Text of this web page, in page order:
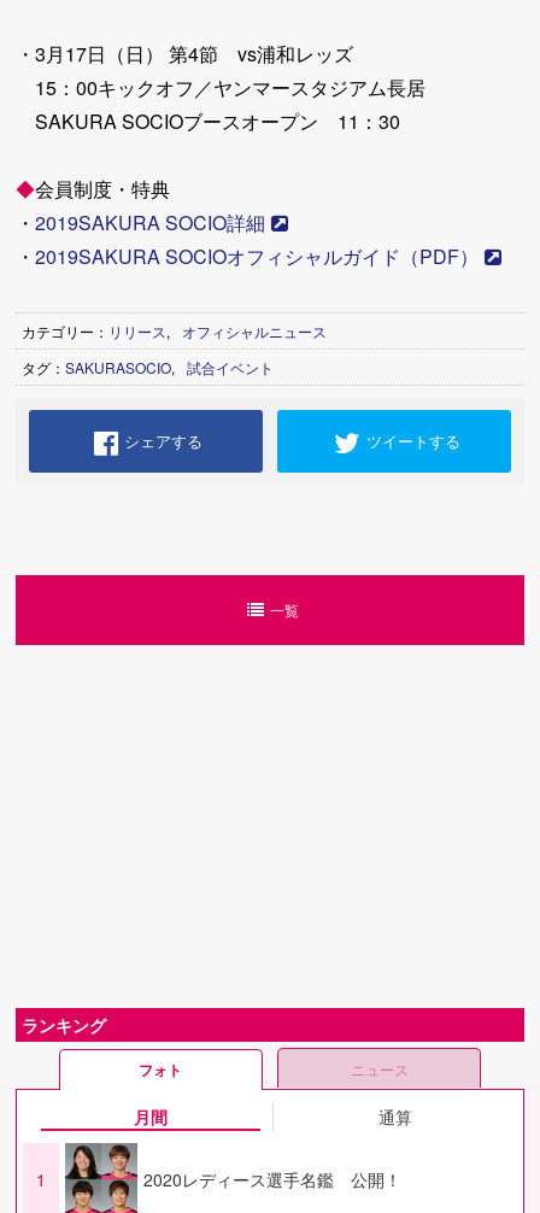
・3月17日（日） 第4節 vs浦和レッズ
15：00キックオフ／ヤンマースタジアム長居
SAKURA SOCIOブースオープン 11：30
◆会員制度・特典
・2019SAKURA SOCIO詳細
・2019SAKURA SOCIOオフィシャルガイド（PDF）
カテゴリー： リリース,
オフィシャルニュース
タグ：SAKURASOCIO, 試合イベント
シェアする ツイートする
一覧
ランキング
フォト ニュース
月間 通算
1 2020レディース選手名鑑 公開！